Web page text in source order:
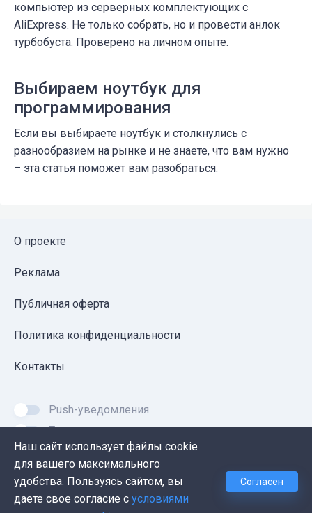
компьютер из серверных комплектующих с
AliExpress. Не только собрать, но и провести анлок
турбобуста. Проверено на личном опыте.
Выбираем ноутбук для
программирования
Если вы выбираете ноутбук и столкнулись с
разнообразием на рынке и не знаете, что вам нужно
– эта статья поможет вам разобраться.
О проекте
Реклама
Публичная оферта
Политика конфиденциальности
Контакты
Push-уведомления
Темная тема
© 2026, Proglib. При копировании материала ссылка
Наш сайт использует файлы cookie
для вашего максимального
удобства. Пользуясь сайтом, вы
даете свое согласие с условиями
Согласен